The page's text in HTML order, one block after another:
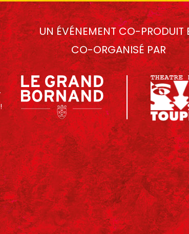
UN ÉVÉNEMENT CO-PRODUIT
CO-ORGANISÉ PAR